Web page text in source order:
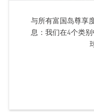
与所有富国岛尊享
息：我们在4个类